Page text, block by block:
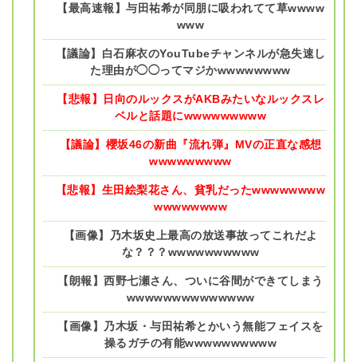
【最高速報】与田祐希が同朋に吸われてて草wwww
www
【議論】白石麻衣のYouTubeチャンネルが急失速し
た理由が◯◯ってマジかwwwwwwww
【悲報】日向のルックスがAKBみたいなルックスレ
ベルと話題にwwwwwwwww
【議論】櫻坂46の新曲『流れ弾』MVの正直な感想
wwwwwwwww
【悲報】生田絵梨花さん、貧乳だったwwwwwwww
wwwwwwww
【画像】乃木坂史上最高の放送事故ってこれだよ
な？？？wwwwwwwwww
【朗報】西野七瀬さん、ついに谷間ができてしまう
wwwwwwwwwwwwww
【画像】乃木坂・与田祐希とかいう無能フェイスを
操るガチの有能wwwwwwwwww